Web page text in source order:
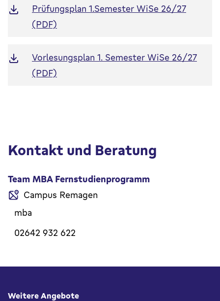
Prüfungsplan 1.Semester WiSe 26/27
(PDF)
Vorlesungsplan 1. Semester WiSe 26/27
(PDF)
Kontakt und Beratung
Team MBA Fernstudienprogramm
Campus Remagen
mba
02642 932 622
Fußbereich
Weitere Angebote